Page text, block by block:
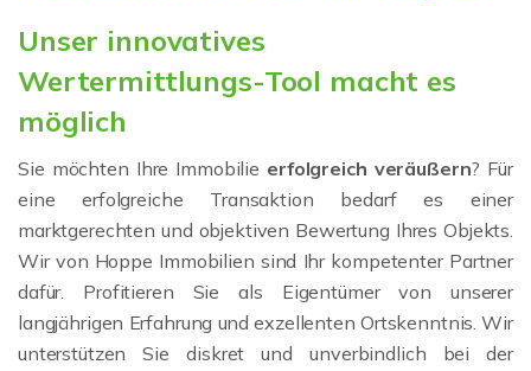
Unser innovatives
Wertermittlungs-Tool macht es
möglich
Sie möchten Ihre Immobilie erfolgreich veräußern? Für
eine erfolgreiche Transaktion bedarf es einer
marktgerechten und objektiven Bewertung Ihres Objekts.
Wir von Hoppe Immobilien sind Ihr kompetenter Partner
dafür. Profitieren Sie als Eigentümer von unserer
langjährigen Erfahrung und exzellenten Ortskenntnis. Wir
unterstützen Sie diskret und unverbindlich bei der